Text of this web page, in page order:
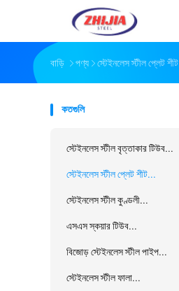
বাড়ি পণ্য স্টেইনলেস স্টীল প্লেট শীট
কতগুলি
স্টেইনলেস স্টীল বৃত্তাকার টিউব...
স্টেইনলেস স্টীল প্লেট শীট...
স্টেইনলেস স্টীল কুণ্ডলী...
এসএস স্কয়ার টিউব...
বিজোড় স্টেইনলেস স্টীল পাইপ...
স্টেইনলেস স্টীল ফালা...